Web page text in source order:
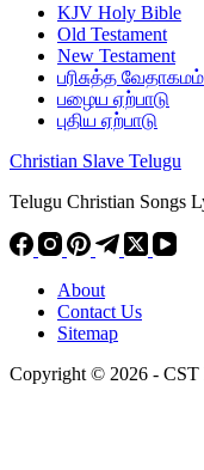
KJV Holy Bible
Old Testament
New Testament
பரிசுத்த வேதாகமம்
பழைய ஏற்பாடு
புதிய ஏற்பாடு
Christian Slave Telugu
Telugu Christian Songs
About
Contact Us
Sitemap
Copyright © 2026 - CST